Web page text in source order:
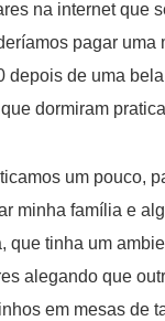
na internet que
pagar uma
de uma
dormiram
um pouco,
minha família e
que tinha um
alegando que
em mesas de